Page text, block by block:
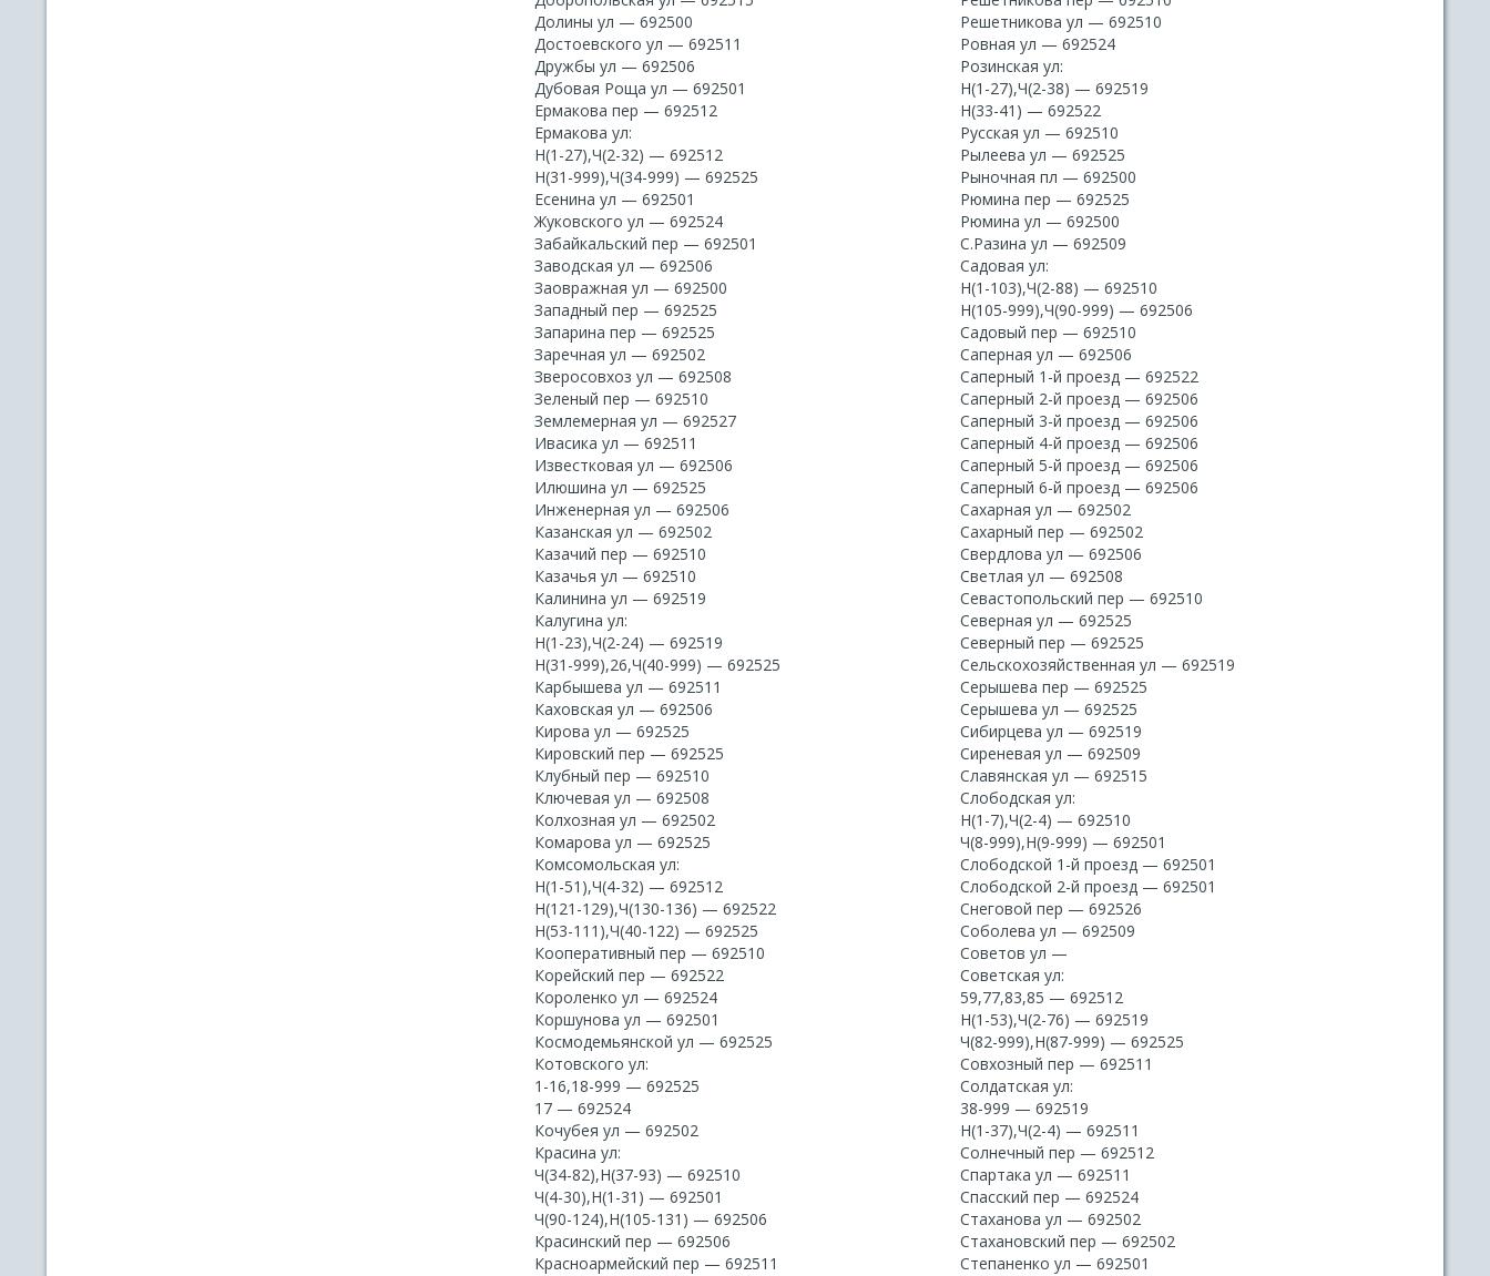
Долины ул — 692500
Достоевского ул — 692511
Дружбы ул — 692506
Дубовая Роща ул — 692501
Ермакова пер — 692512
Ермакова ул:
Н(1-27),Ч(2-32) — 692512
Н(31-999),Ч(34-999) — 692525
Есенина ул — 692501
Жуковского ул — 692524
Забайкальский пер — 692501
Заводская ул — 692506
Заовражная ул — 692500
Западный пер — 692525
Запарина пер — 692525
Заречная ул — 692502
Зверосовхоз ул — 692508
Зеленый пер — 692510
Землемерная ул — 692527
Ивасика ул — 692511
Известковая ул — 692506
Илюшина ул — 692525
Инженерная ул — 692506
Казанская ул — 692502
Казачий пер — 692510
Казачья ул — 692510
Калинина ул — 692519
Калугина ул:
Н(1-23),Ч(2-24) — 692519
Н(31-999),26,Ч(40-999) — 692525
Карбышева ул — 692511
Каховская ул — 692506
Кирова ул — 692525
Кировский пер — 692525
Клубный пер — 692510
Ключевая ул — 692508
Колхозная ул — 692502
Комарова ул — 692525
Комсомольская ул:
Н(1-51),Ч(4-32) — 692512
Н(121-129),Ч(130-136) — 692522
Н(53-111),Ч(40-122) — 692525
Кооперативный пер — 692510
Корейский пер — 692522
Короленко ул — 692524
Коршунова ул — 692501
Космодемьянской ул — 692525
Котовского ул:
1-16,18-999 — 692525
17 — 692524
Кочубея ул — 692502
Красина ул:
Ч(34-82),Н(37-93) — 692510
Ч(4-30),Н(1-31) — 692501
Ч(90-124),Н(105-131) — 692506
Красинский пер — 692506
Красноармейский пер — 692511
Решетникова ул — 692510
Ровная ул — 692524
Розинская ул:
Н(1-27),Ч(2-38) — 692519
Н(33-41) — 692522
Русская ул — 692510
Рылеева ул — 692525
Рыночная пл — 692500
Рюмина пер — 692525
Рюмина ул — 692500
С.Разина ул — 692509
Садовая ул:
Н(1-103),Ч(2-88) — 692510
Н(105-999),Ч(90-999) — 692506
Садовый пер — 692510
Саперная ул — 692506
Саперный 1-й проезд — 692522
Саперный 2-й проезд — 692506
Саперный 3-й проезд — 692506
Саперный 4-й проезд — 692506
Саперный 5-й проезд — 692506
Саперный 6-й проезд — 692506
Сахарная ул — 692502
Сахарный пер — 692502
Свердлова ул — 692506
Светлая ул — 692508
Севастопольский пер — 692510
Северная ул — 692525
Северный пер — 692525
Сельскохозяйственная ул — 692519
Серышева пер — 692525
Серышева ул — 692525
Сибирцева ул — 692519
Сиреневая ул — 692509
Славянская ул — 692515
Слободская ул:
Н(1-7),Ч(2-4) — 692510
Ч(8-999),Н(9-999) — 692501
Слободской 1-й проезд — 692501
Слободской 2-й проезд — 692501
Снеговой пер — 692526
Соболева ул — 692509
Советов ул —
Советская ул:
59,77,83,85 — 692512
Н(1-53),Ч(2-76) — 692519
Ч(82-999),Н(87-999) — 692525
Совхозный пер — 692511
Солдатская ул:
38-999 — 692519
Н(1-37),Ч(2-4) — 692511
Солнечный пер — 692512
Спартака ул — 692511
Спасский пер — 692524
Стаханова ул — 692502
Стахановский пер — 692502
Степаненко ул — 692501